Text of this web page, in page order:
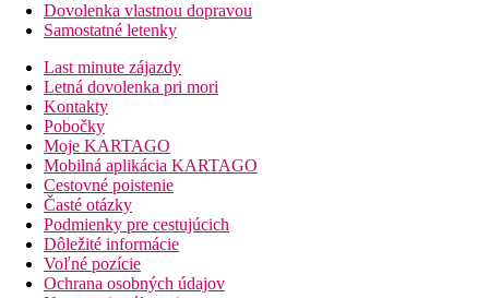
Dovolenka vlastnou dopravou
Samostatné letenky
Last minute zájazdy
Letná dovolenka pri mori
Kontakty
Pobočky
Moje KARTAGO
Mobilná aplikácia KARTAGO
Cestovné poistenie
Časté otázky
Podmienky pre cestujúcich
Dôležité informácie
Voľné pozície
Ochrana osobných údajov